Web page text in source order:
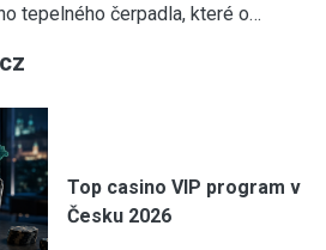
tepelného čerpadla, které o…
Top casino VIP program v
Česku 2026